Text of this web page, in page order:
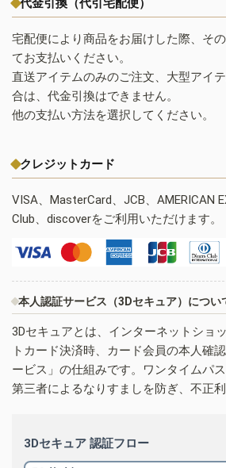
宅配便により商品をお届けした際、そ
てお支払いください。
直送アイテムのみのご注文、大型アイ
合は、代金引換はできません。
他の支払い方法を選択してください。
クレジットカード
VISA、MasterCard、JCB、AMERICAN
Club、discoverをご利用いただけます。
本人認証サービス（3Dセキュア）につい
3Dセキュアとは、インターネットショ
トカード決済時、カード会員の本人確
ービス」の仕組みです。ワンタイムパ
第三者によるなりすましを防ぎ、不正利
3Dセキュア 認証フロー